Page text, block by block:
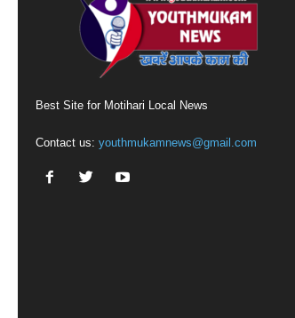
Best Site for Motihari Local News
Contact us: youthmukamnews@gmail.com